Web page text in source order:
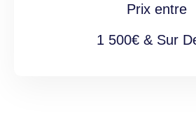
Prix entre
1 500€ & Sur